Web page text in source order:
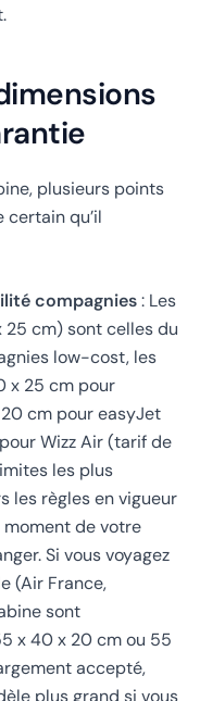
plusieurs points
qu’il
compagnies: Les
cm) sont celles du
low-cost, les
x 25 cm pour
cm pour easyJet
Wizz Air (tarif de
les plus
les règles en vigueur
de votre
Si vous voyagez
(Air France,
sont
x 40 x 20 cm ou 55
accepté,
plus grand si vous